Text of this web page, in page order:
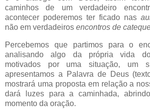
caminhos de um verdadeiro
acontecer poderemos ter ficado nas
não em verdadeiros encontros de
Percebemos que partimos para o
analisando algo da própria vida
motivados por uma situação, um
apresentamos a Palavra de Deus
mostrará uma proposta em relação a
dará luzes para a caminhada,
momento da oração.